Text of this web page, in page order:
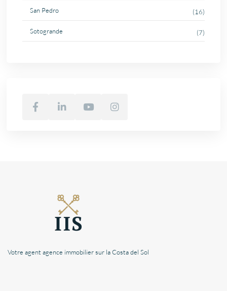
San Pedro (16)
Sotogrande (7)
Votre agent agence immobilier sur la Costa del Sol